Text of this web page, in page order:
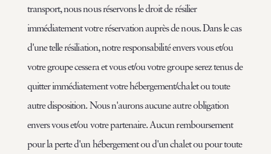
transport, nous nous réservons le droit de résilier
immédiatement votre réservation auprès de nous. Dans le cas
d'une telle résiliation, notre responsabilité envers vous et/ou
votre groupe cessera et vous et/ou votre groupe serez tenus de
quitter immédiatement votre hébergement/chalet ou toute
autre disposition. Nous n'aurons aucune autre obligation
envers vous et/ou votre partenaire. Aucun remboursement
pour la perte d'un hébergement ou d'un chalet ou pour toute